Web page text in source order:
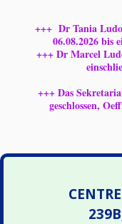
+++ Dr Tania
06.08.2026 bis
+++ Dr Marcel
+++ Das
geschlossen,